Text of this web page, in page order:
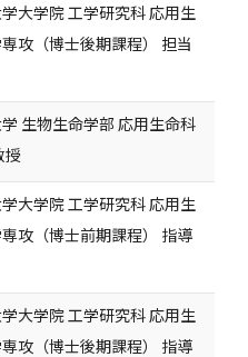
大学院 工学研究科 応用生
攻（博士後期課程） 担当
生物生命学部 応用生命科
授
大学院 工学研究科 応用生
攻（博士前期課程） 指導
大学院 工学研究科 応用生
攻（博士後期課程） 指導